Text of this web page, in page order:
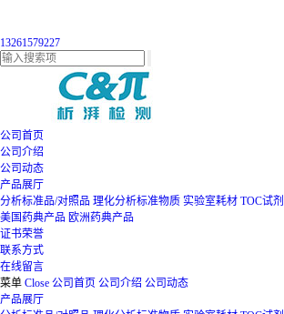
13261579227
公司首页
公司介绍
公司动态
产品展厅
分析标准品/对照品 理化分析标准物质 实验室耗材 TOC试
美国药典产品 欧洲药典产品
证书荣誉
联系方式
在线留言
菜单 Close 公司首页 公司介绍 公司动态
产品展厅